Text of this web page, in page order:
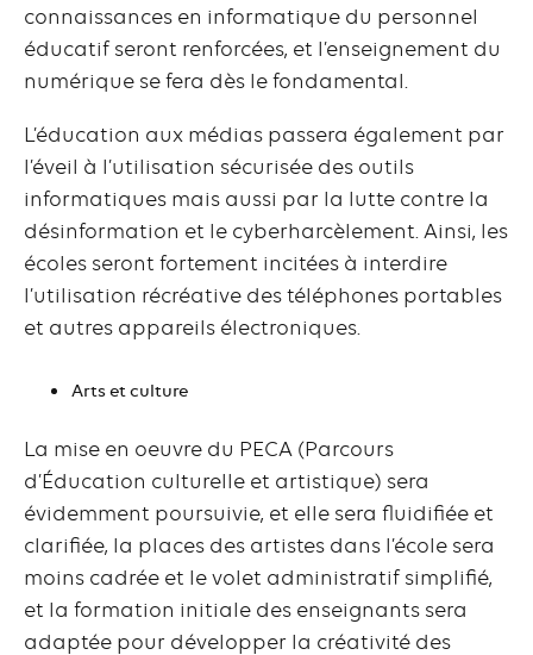
connaissances en informatique du personnel
éducatif seront renforcées, et l’enseignement du
numérique se fera dès le fondamental.
L’éducation aux médias passera également par
l’éveil à l’utilisation sécurisée des outils
informatiques mais aussi par la lutte contre la
désinformation et le cyberharcèlement. Ainsi, les
écoles seront fortement incitées à interdire
l’utilisation récréative des téléphones portables
et autres appareils électroniques.
Arts et culture
La mise en oeuvre du PECA (Parcours
d’Éducation culturelle et artistique) sera
évidemment poursuivie, et elle sera fluidifiée et
clarifiée, la places des artistes dans l’école sera
moins cadrée et le volet administratif simplifié,
et la formation initiale des enseignants sera
adaptée pour développer la créativité des